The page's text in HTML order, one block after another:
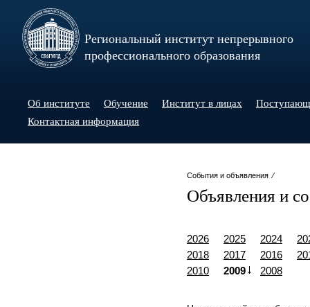
Региональный институт непрерывного
профессионального образования
Об институте Обучение Институт в лицах
Контактная информация
События и объявления ⁄
Объявления и
2026 2025 2024
2018
2017 2016
2010
2009 2008